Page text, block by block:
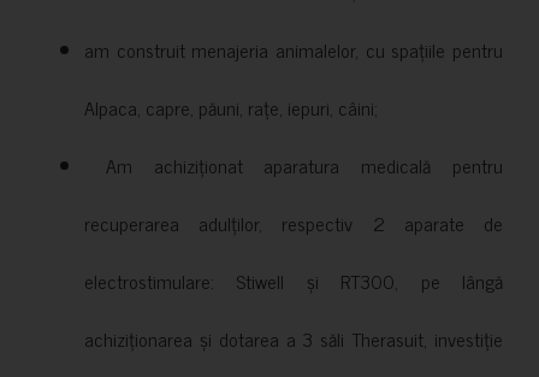
am construit menajeria animalelor, cu spațiile pentru
Alpaca, capre, păuni, rațe, iepuri, câini;
Am achiziționat aparatura medicală pentru
recuperarea adulților, respectiv 2 aparate de
electrostimulare: Stiwell și RT300, pe lângă
achiziționarea și dotarea a 3 săli Therasuit, investiție